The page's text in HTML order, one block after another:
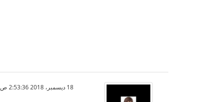
18 ديسمبر، 2018 2:53:36 ص